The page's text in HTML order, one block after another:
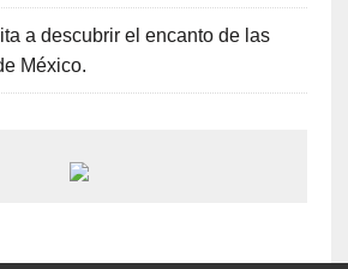
a descubrir el encanto de las
México.